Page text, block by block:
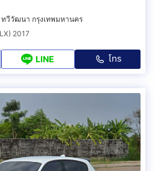
ทวีวัฒนา กรุงเทพมหานคร
2017
LINE โทร